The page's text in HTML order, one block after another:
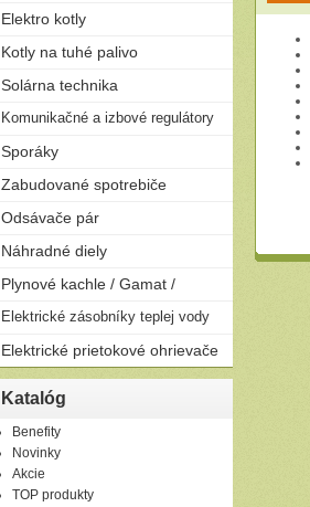
Elektro kotly
Len na kúrenie
zásobník)
Kotly na tuhé palivo
Splyňovacie - pyrolitické kotly
Peletizačné kotly
uhlie
Solárna technika
Solárne zostavy - ploché
Solárne zostavy - vákuové
Komunikačné a izbové regulátory
Regulátory
Sporáky
Plynové
Kombinované
Zabudované spotrebiče
Rúry
Umývačky riadu
Odsávače pár
Komínové
Ostrovčekové
Náhradné diely
Plynové kachle / Gamat /
Plynové kachle
Elektrické zásobníky teplej vody
Závesné
Ležaté
Elektrické prietokové ohrievače
Elektrické prietokové
ohrievače
Katalóg
Benefity
Novinky
Akcie
TOP produkty